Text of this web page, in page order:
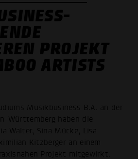
PROJEKT
ARTISTS
Musikbusiness B.A. an der
Württemberg haben die
Walter, Sina Mücke, Lisa
Kitzberger an einem
Projekt mitgewirkt: